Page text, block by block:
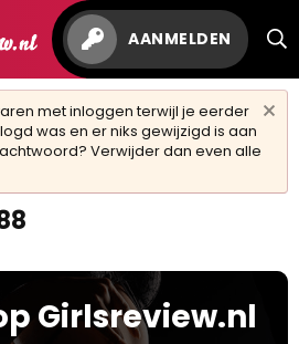
AANMELDEN
met inloggen terwijl je eerder
was en er niks gewijzigd is aan
Verwijder dan even alle
Girlsreview.nl